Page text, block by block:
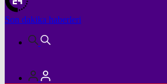
Son dakika haberleri